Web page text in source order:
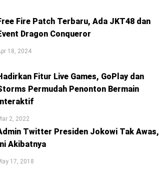
Fire Patch Terbaru, Ada JKT48 dan
Dragon Conqueror
18, 2024
Fitur Live Games, GoPlay dan
Permudah Penonton Bermain
2, 2022
Twitter Presiden Jokowi Tak Awas,
Akibatnya
17, 2018